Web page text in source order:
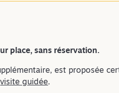
place, sans réservation.
est proposée
visite guidée.